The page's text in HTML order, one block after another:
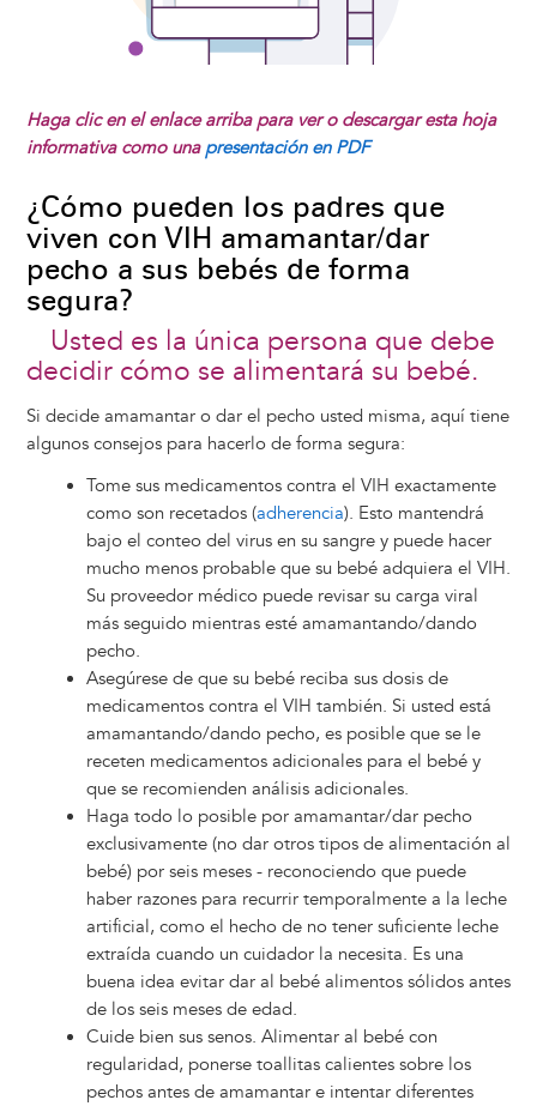
Haga clic en el enlace arriba para ver o descargar esta hoja
informativa como una presentación en PDF
¿Cómo pueden los padres que
viven con VIH amamantar/dar
pecho a sus bebés de forma
segura?
Usted es la única persona que debe
decidir cómo se alimentará su bebé.
Si decide amamantar o dar el pecho usted misma, aquí tiene
algunos consejos para hacerlo de forma segura:
Tome sus medicamentos contra el VIH exactamente
como son recetados (adherencia). Esto mantendrá
bajo el conteo del virus en su sangre y puede hacer
mucho menos probable que su bebé adquiera el VIH.
Su proveedor médico puede revisar su carga viral
más seguido mientras esté amamantando/dando
pecho.
Asegúrese de que su bebé reciba sus dosis de
medicamentos contra el VIH también. Si usted está
amamantando/dando pecho, es posible que se le
receten medicamentos adicionales para el bebé y
que se recomienden análisis adicionales.
Haga todo lo posible por amamantar/dar pecho
exclusivamente (no dar otros tipos de alimentación al
bebé) por seis meses - reconociendo que puede
haber razones para recurrir temporalmente a la leche
artificial, como el hecho de no tener suficiente leche
extraída cuando un cuidador la necesita. Es una
buena idea evitar dar al bebé alimentos sólidos antes
de los seis meses de edad.
Cuide bien sus senos. Alimentar al bebé con
regularidad, ponerse toallitas calientes sobre los
pechos antes de amamantar e intentar diferentes